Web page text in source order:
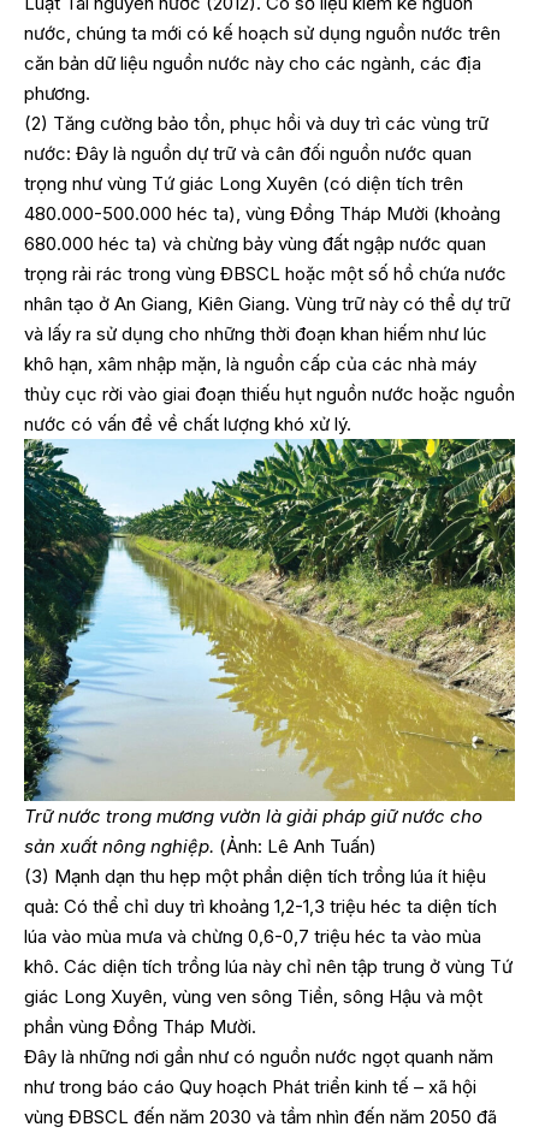
nước, chúng ta mới có kế hoạch sử dụng nguồn nước trên
căn bản dữ liệu nguồn nước này cho các ngành, các địa
phương.
(2) Tăng cường bảo tồn, phục hồi và duy trì các vùng trữ
nước: Đây là nguồn dự trữ và cân đối nguồn nước quan
trọng như vùng Tứ giác Long Xuyên (có diện tích trên
480.000-500.000 héc ta), vùng Đồng Tháp Mười (khoảng
680.000 héc ta) và chừng bảy vùng đất ngập nước quan
trọng rải rác trong vùng ĐBSCL hoặc một số hồ chứa nước
nhân tạo ở An Giang, Kiên Giang. Vùng trữ này có thể dự trữ
và lấy ra sử dụng cho những thời đoạn khan hiếm như lúc
khô hạn, xâm nhập mặn, là nguồn cấp của các nhà máy
thủy cục rời vào giai đoạn thiếu hụt nguồn nước hoặc nguồn
nước có vấn đề về chất lượng khó xử lý.
Trữ nước trong mương vườn là giải pháp giữ nước cho
sản xuất nông nghiệp. (Ảnh: Lê Anh Tuấn)
(3) Mạnh dạn thu hẹp một phần diện tích trồng lúa ít hiệu
quả: Có thể chỉ duy trì khoảng 1,2-1,3 triệu héc ta diện tích
lúa vào mùa mưa và chừng 0,6-0,7 triệu héc ta vào mùa
khô. Các diện tích trồng lúa này chỉ nên tập trung ở vùng Tứ
giác Long Xuyên, vùng ven sông Tiền, sông Hậu và một
phần vùng Đồng Tháp Mười.
Đây là những nơi gần như có nguồn nước ngọt quanh năm
như trong báo cáo Quy hoạch Phát triển kinh tế – xã hội
vùng ĐBSCL đến năm 2030 và tầm nhìn đến năm 2050 đã